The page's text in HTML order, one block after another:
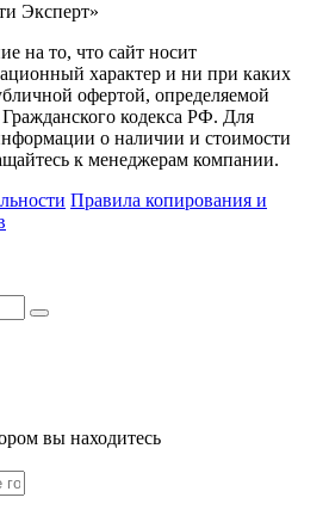
Эксперт»
на то, что сайт носит
характер и ни при каких
офертой, определяемой
кодекса РФ. Для
о наличии и стоимости
к менеджерам компании.
Правила копирования и
вы находитесь